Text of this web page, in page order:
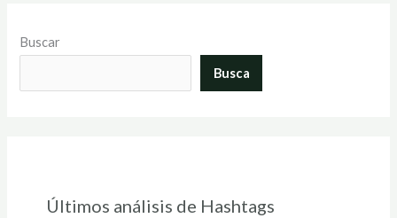
Buscar
Busca
Últimos análisis de Hashtags